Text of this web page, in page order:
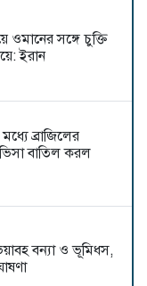
ওমানের সঙ্গে চুক্তি
ইরান
ব্রাজিলের
ভিসা বাতিল করল
বন্যা ও ভূমিধস,